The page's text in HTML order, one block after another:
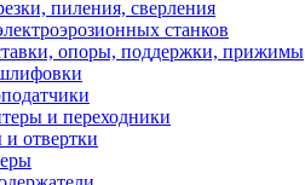
пиления, сверления
станков
опоры, поддержки, прижимы
и переходники
отвертки